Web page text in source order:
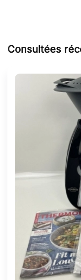
Consultées